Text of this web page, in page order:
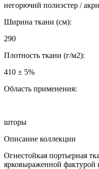
негорючий полиэстер /
Ширина ткани (см):
290
Плотность ткани (г/м2):
410 ± 5%
Область применения:
шторы
Описание коллекции
Огнестойкая портьерная
ярковыраженной фактурой